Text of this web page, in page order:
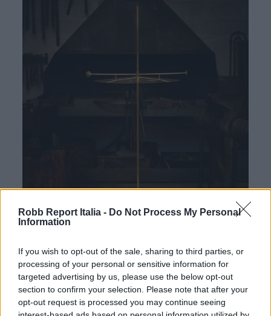
Robb Report Italia - Do Not Process My Personal
Information
If you wish to opt-out of the sale, sharing to third parties, or
processing of your personal or sensitive information for
targeted advertising by us, please use the below opt-out
section to confirm your selection. Please note that after your
opt-out request is processed you may continue seeing